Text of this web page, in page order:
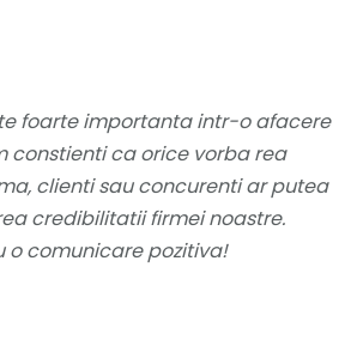
foarte importanta intr-o afacere
constienti ca orice vorba rea
clienti sau concurenti ar putea
credibilitatii firmei noastre.
o comunicare pozitiva!